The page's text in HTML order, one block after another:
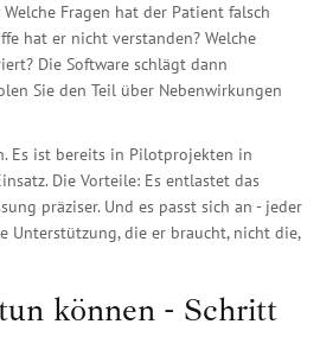
Fragen hat der Patient falsch
hat er nicht verstanden? Welche
Die Software schlägt dann
Sie den Teil über Nebenwirkungen
Es ist bereits in Pilotprojekten in
Die Vorteile: Es entlastet das
präziser. Und es passt sich an - jeder
Unterstützung, die er braucht, nicht die,
können - Schritt